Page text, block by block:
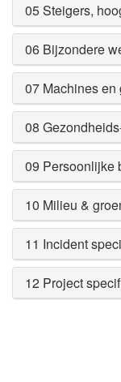
05 Steigers,
06 Bijzondere
07 Machines en
08
09 Persoonlijke
10 Milieu &
11 Incident
12 Project